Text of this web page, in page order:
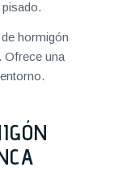
hormigón
Ofrece una